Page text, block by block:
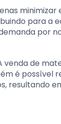
minimizar
para a
por
venda de
é possível
resultando